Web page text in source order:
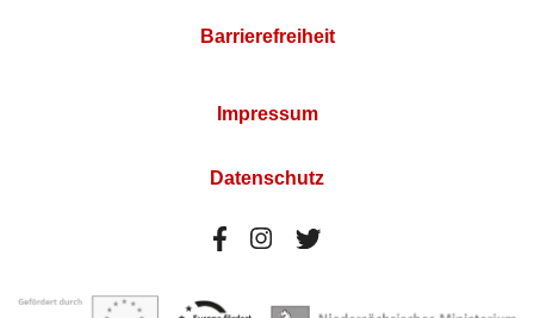
Barrierefreiheit
Impressum
Datenschutz